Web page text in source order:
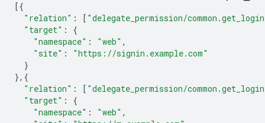
[{
"relation" : [ "delegate_permission/
"target" :
{
"namespace" : "web" ,
"site" :
"https://signin.example.com"
}
},{
"relation" : [ "delegate_permission/
"target" :
{
"namespace" : "web" ,